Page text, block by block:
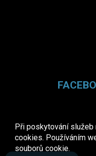
Při poskytování služeb
cookies. Používáním
souborů cookie.